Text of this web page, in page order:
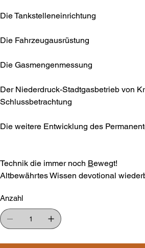
Die Tankstelleneinrichtung
Die Fahrzeugausrüstung
Die Gasmengenmessung
Der Niederdruck-Stadtgasbetrieb von
Schlussbetrachtung
Die weitere Entwicklung des
Technik die immer noch Bewegt!
Altbewährtes Wissen devotional
Anzahl